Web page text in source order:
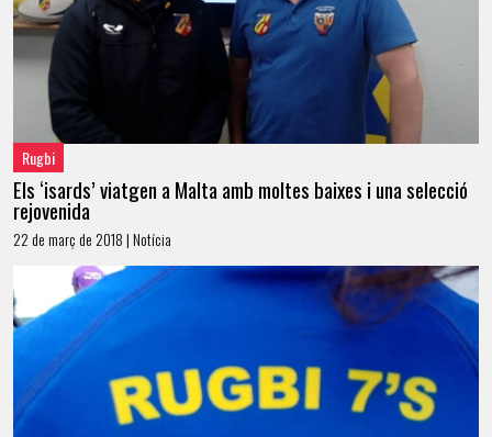
Rugbi
Els ‘isards’ viatgen a Malta amb moltes baixes i una selecció
rejovenida
22 de març de 2018 | Notícia